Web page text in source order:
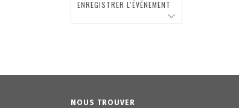
ENREGISTRER L'ÉVÉNEMENT
NOUS TROUVER